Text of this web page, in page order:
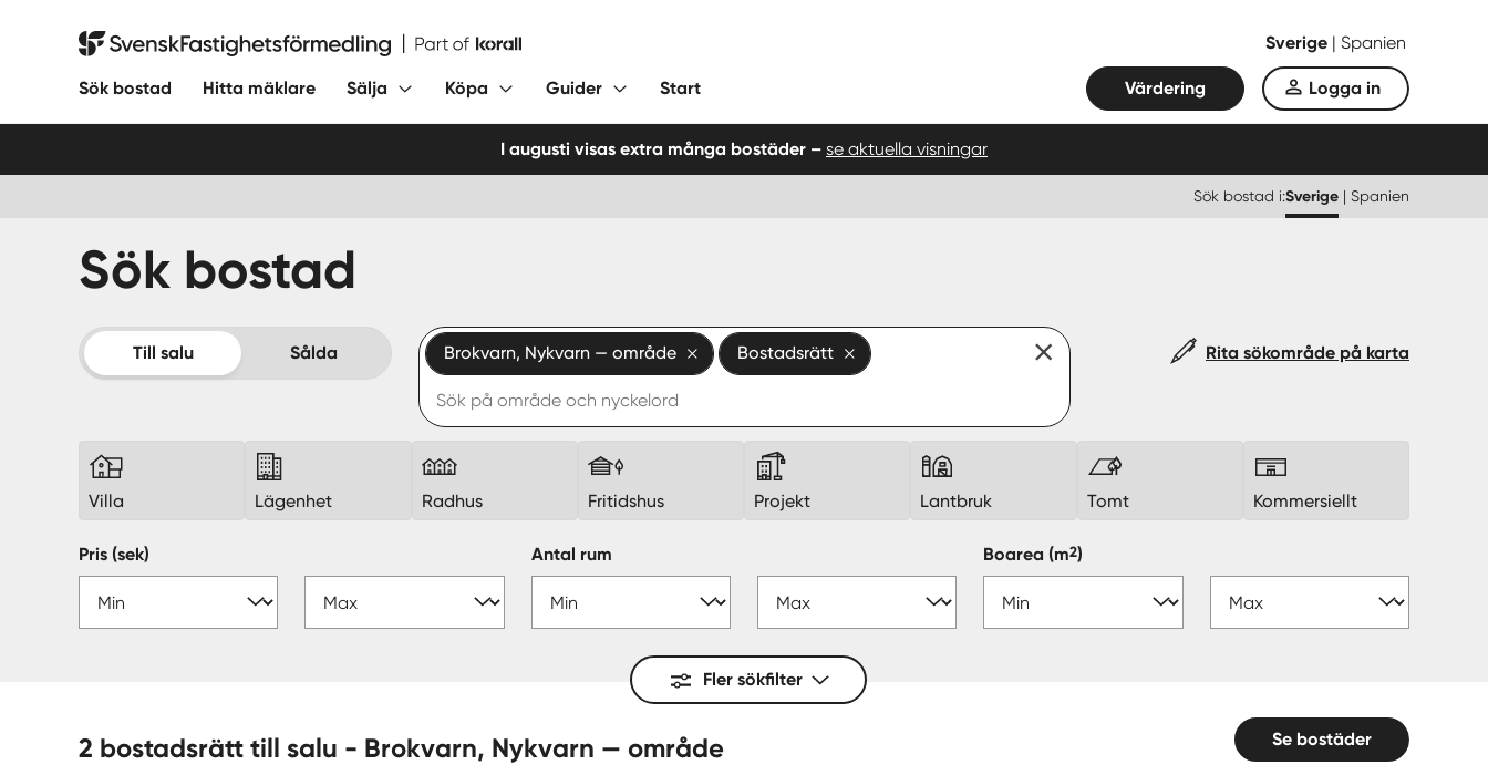
Svensk Fastighetsförmedling Sverige | Spanien
Sök bostad Hitta mäklare Sälja Köpa Guider Start Värdering Logga in
I augusti visas extra många bostäder – se aktuella visningar
Sök bostad i:Sverige | Spanien
Sök bostad
Till salu Sålda Brokvarn, Nykvarn — område Bostadsrätt Rita sökområde på karta
Villa Lägenhet Radhus Fritidshus Projekt Lantbruk Tomt Kommersiellt
Pris (sek) Antal rum Boarea(m2)
Fler sökfilter
2 bostadsrätt till salu - Brokvarn, Nykvarn — område Se bostäder